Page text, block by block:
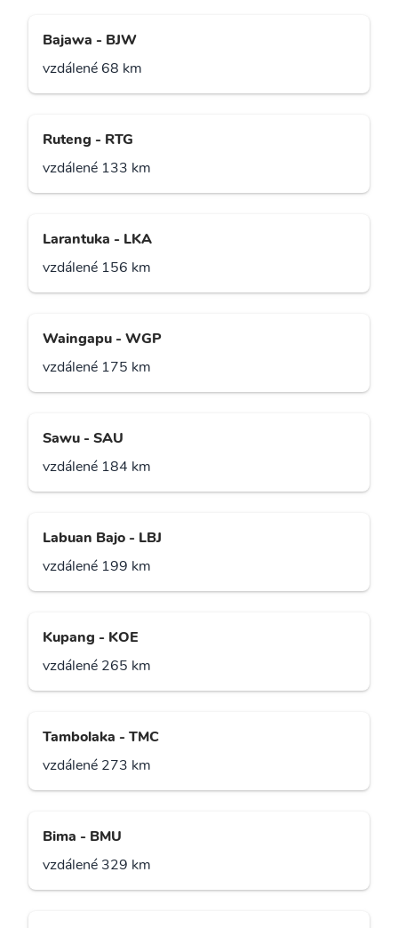
Bajawa - BJW
vzdálené 68 km
Ruteng - RTG
vzdálené 133 km
Larantuka - LKA
vzdálené 156 km
Waingapu - WGP
vzdálené 175 km
Sawu - SAU
vzdálené 184 km
Labuan Bajo - LBJ
vzdálené 199 km
Kupang - KOE
vzdálené 265 km
Tambolaka - TMC
vzdálené 273 km
Bima - BMU
vzdálené 329 km